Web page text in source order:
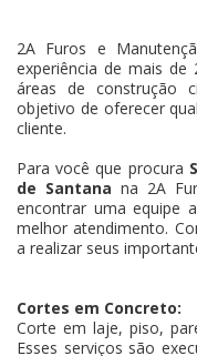
2A Furos e
experiência de mais
áreas de construção
objetivo de oferecer
cliente.
Para você que procura
de Santana na 2A
encontrar uma equipe
melhor atendimento.
a realizar seus
Cortes em Concreto:
Corte em laje, piso,
Esses serviços são